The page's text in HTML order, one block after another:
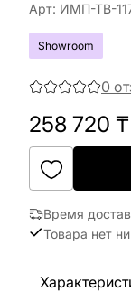
Арт: ИМП-ТВ-
Showroom
0
258 720 ₸
Время
Товара нет